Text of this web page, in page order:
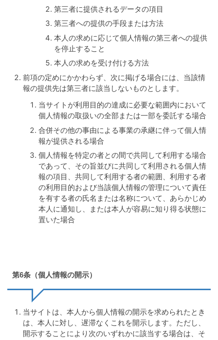
第三者に提供されるデータの項目
第三者への提供の手段または方法
本人の求めに応じて個人情報の第三者への提供
を停止すること
本人の求めを受け付ける方法
前項の定めにかかわらず、次に掲げる場合には、当該情
報の提供先は第三者に該当しないものとします。
当サイトが利用目的の達成に必要な範囲内において
個人情報の取扱いの全部または一部を委託する場合
合併その他の事由による事業の承継に伴って個人情
報が提供される場合
個人情報を特定の者との間で共同して利用する場合
であって、その旨並びに共同して利用される個人情
報の項目、共同して利用する者の範囲、利用する者
の利用目的および当該個人情報の管理について責任
を有する者の氏名または名称について、あらかじめ
本人に通知し、または本人が容易に知り得る状態に
置いた場合
第6条（個人情報の開示）
当サイトは、本人から個人情報の開示を求められたとき
は、本人に対し、遅滞なくこれを開示します。ただし、
開示することにより次のいずれかに該当する場合は、そ